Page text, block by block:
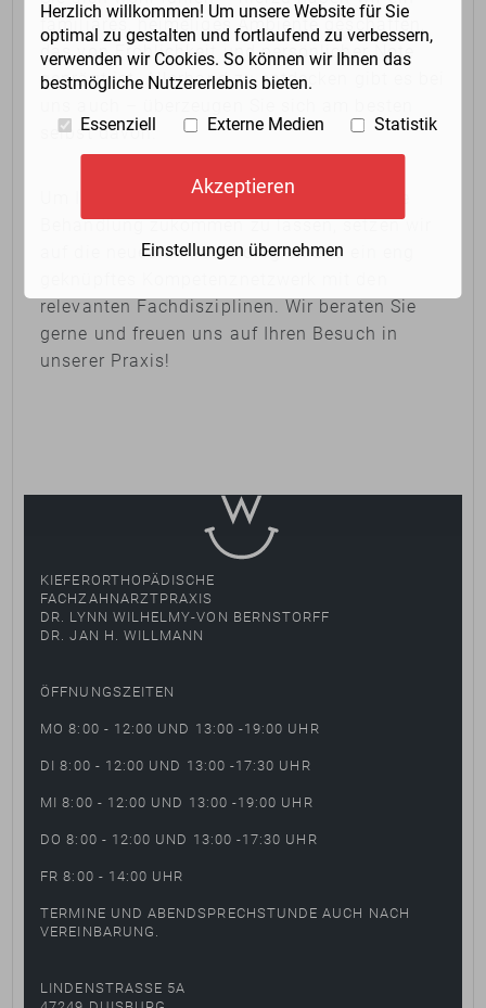
familiäres, heimeliges Ambiente geschaffen,
das von Fröhlichkeit und persönlicher Note
geprägt ist. Allerhand zu entdecken gibt es bei
selbst davon.
Um Ihnen eine bestmögliche ganzheitliche
Behandlung zukommen zu lassen, setzen wir
auf die neuesten Technologien und ein eng
relevanten Fachdisziplinen. Wir beraten Sie
gerne und freuen uns auf Ihren Besuch in
unserer Praxis!
KIEFERORTHOPÄDISCHE
FACHZAHNARZTPRAXIS
DR. LYNN WILHELMY-VON BERNSTORFF
DR. JAN H. WILLMANN
LINDENSTRASSE 5A
ÖFFNUNGSZEITEN
MO 8:00 - 12:00 UND 13:00 -19:00 UHR
DI 8:00 - 12:00 UND 13:00 -17:30 UHR
MI 8:00 - 12:00 UND 13:00 -19:00 UHR
DO 8:00 - 12:00 UND 13:00 -17:30 UHR
FR 8:00 - 14:00 UHR
TERMINE UND ABENDSPRECHSTUNDE AUCH NACH
VEREINBARUNG.
Herzlich willkommen! Um unsere Website für Sie
optimal zu gestalten und fortlaufend zu verbessern,
verwenden wir Cookies. So können wir Ihnen das
bestmögliche Nutzererlebnis bieten.
Essenziell
Externe Medien Statistik
Akzeptieren
Einstellungen übernehmen